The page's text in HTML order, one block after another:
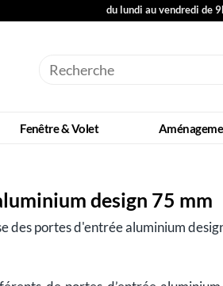
du lundi au vendredi de
Fenêtre & Volet
design 75 mm
des portes d'entrée aluminium